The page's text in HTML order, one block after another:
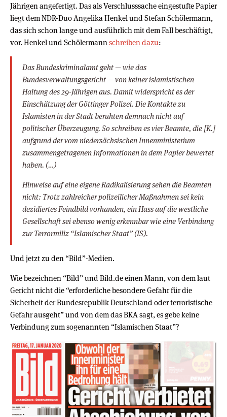
Jährigen angefertigt. Das als Verschlusssache eingestufte Papier
liegt dem NDR-Duo Angelika Henkel und Stefan Schölermann,
das sich schon lange und ausführlich mit dem Fall beschäftigt,
vor. Henkel und Schölermann schreiben dazu:
Das Bundeskriminalamt geht — wie das
Bundesverwaltungsgericht — von keiner islamistischen
Haltung des 29-Jährigen aus. Damit widerspricht es der
Einschätzung der Göttinger Polizei. Die Kontakte zu
Islamisten in der Stadt beruhten demnach nicht auf
politischer Überzeugung. So schreiben es vier Beamte, die [K.]
aufgrund der vom niedersächsischen Innenministerium
zusammengetragenen Informationen in dem Papier bewertet
haben. (…)
Hinweise auf eine eigene Radikalisierung sehen die Beamten
nicht: Trotz zahlreicher polizeilicher Maßnahmen sei kein
dezidiertes Feindbild vorhanden, ein Hass auf die westliche
Gesellschaft sei ebenso wenig erkennbar wie eine Verbindung
zur Terrormiliz “Islamischer Staat” (IS).
Und jetzt zu den “Bild”-Medien.
Wie bezeichnen “Bild” und Bild.de einen Mann, von dem laut
Gericht nicht die “erforderliche besondere Gefahr für die
Sicherheit der Bundesrepublik Deutschland oder terroristische
Gefahr ausgeht” und von dem das BKA sagt, es gebe keine
Verbindung zum sogenannten “Islamischen Staat”?